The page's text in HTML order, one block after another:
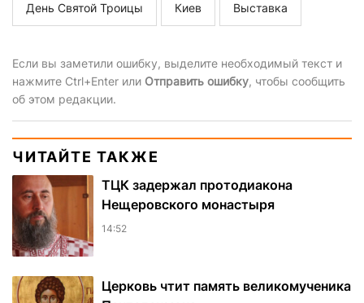
День Святой Троицы Киев Выставка
Если вы заметили ошибку, выделите необходимый текст и
нажмите Ctrl+Enter или Отправить ошибку, чтобы сообщить
об этом редакции.
ЧИТАЙТЕ ТАКЖЕ
ТЦК задержал протодиакона
Нещеровского монастыря
14:52
Церковь чтит память великомученика